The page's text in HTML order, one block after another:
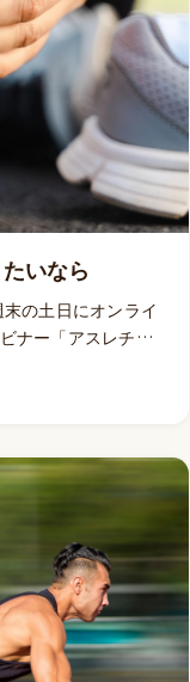
Clubをより価
いただきます。 📅
Club事前アンケ
の方へ ⭐ Success
ービスです。
りスタート予定で
までにプレミア
ムメンバーシップ
、成長できる機会
ります。😊 どうぞ
いなら
の土日にオンライ
ナー「アスレチッ
定性、パワーを生
いるところです。
にトレーニングや
私達に与えてくれ
として受け取るの
最大限に活用する
す。⚡ この「アス
ド、安定性、パワ
信となる「アーチへ